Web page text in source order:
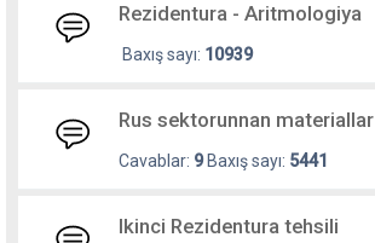
Rezidentura - Aritmologiya
Baxış sayı: 10939
Rus sektorunnan materiallar
Cavablar: 9Baxış sayı: 5441
Ikinci Rezidentura tehsili